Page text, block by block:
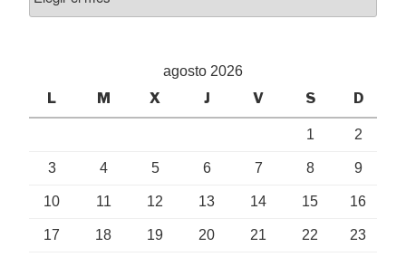
agosto 2026
L M X J V S D
1 2
3 4 5 6 7 8 9
10 11 12 13 14 15 16
17 18 19 20 21 22 23